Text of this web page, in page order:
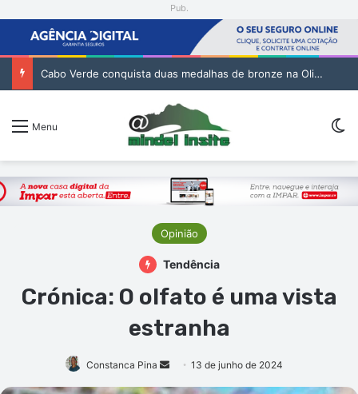
Pub.
Cabo Verde conquista duas medalhas de bronze na Olimpíada Internacional de Inteligência Artificial
Menu
Opinião
Tendência
Crónica: O olfato é uma vista
estranha
Constanca Pina
Mande13 de junho de 2024